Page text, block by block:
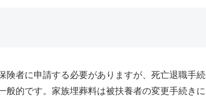
者に申請する必要がありますが、死亡退職手続
般的です。家族埋葬料は被扶養者の変更手続きに